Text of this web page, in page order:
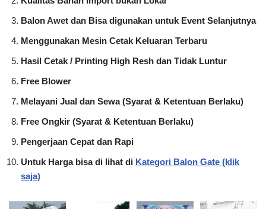
Balon Awet dan Bisa digunakan untuk Event Selanjutnya
Menggunakan Mesin Cetak Keluaran Terbaru
Hasil Cetak / Printing High Resh dan Tidak Luntur
Free Blower
Melayani Jual dan Sewa (Syarat & Ketentuan Berlaku)
Free Ongkir (Syarat & Ketentuan Berlaku)
Pengerjaan Cepat dan Rapi
Untuk Harga bisa di lihat di Kategori Balon Gate (klik
saja)